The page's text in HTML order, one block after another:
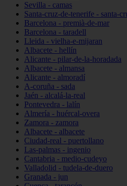
Sevilla - camas
Santa-cruz-de-tenerife - santa-
Barcelona - premià-de-mar
Barcelona - taradell
Lleida - vielha-e-mijaran
Albacete - hellín
Alicante - pilar-de-la-horadada
Albacete - almansa
Alicante - almoradí
A-coruña - sada
Jaén - alcalá-la-real
Pontevedra - lalín
Almería - huércal-overa
Zamora - zamora
Albacete - albacete
Ciudad-real - puertollano
Las-palmas - ingenio
Cantabria - medio-cudeyo
Valladolid - tudela-de-duero
Granada - jun